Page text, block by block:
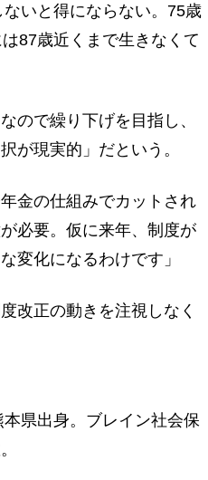
いと得にならない。75歳
87歳近くまで生きなくて
ので繰り下げを目指し、
が現実的」だという。
金の仕組みでカットされ
必要。仮に来年、制度が
変化になるわけです」
改正の動きを注視しなく
県出身。ブレイン社会保